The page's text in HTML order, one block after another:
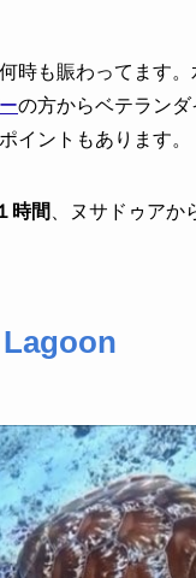
時も賑わってます
の方からベテラン
イントもあります。
時間 、ヌサドゥアか